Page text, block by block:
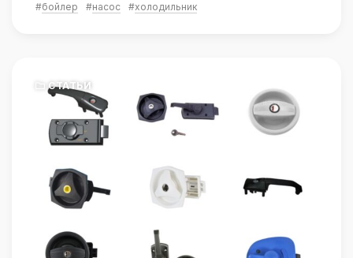
#бойлер #насос #холодильник
СТАТЬИ